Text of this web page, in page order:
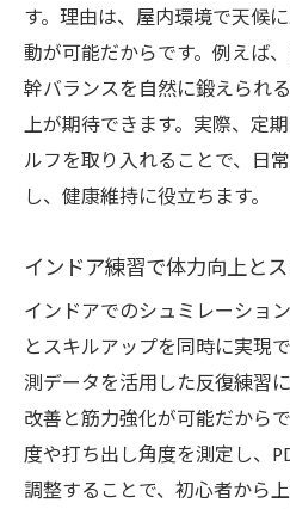
す。理由は、屋内環境で天候
動が可能だからです。例えば
幹バランスを自然に鍛えられ
上が期待できます。実際、定
ルフを取り入れることで、日
し、健康維持に役立ちます。
インドア練習で体力向上と
インドアでのシュミレーショ
とスキルアップを同時に実現
測データを活用した反復練習
改善と筋力強化が可能だから
度や打ち出し角度を測定し、
調整することで、初心者から